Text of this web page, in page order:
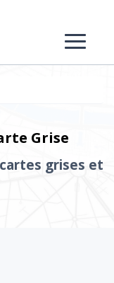
Grise
grises et